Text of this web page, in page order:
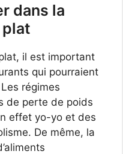
dans la
plat
il est important
qui pourraient
régimes
de perte de poids
effet yo-yo et des
De même, la